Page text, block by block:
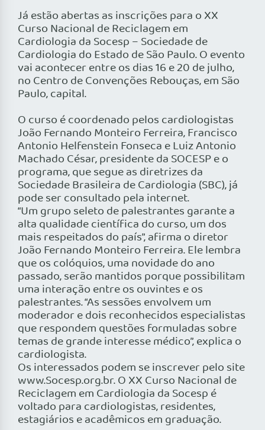
Já estão abertas as inscrições para o XX
Curso Nacional de Reciclagem em
Cardiologia da Socesp – Sociedade de
Cardiologia do Estado de São Paulo. O evento
vai acontecer entre os dias 16 e 20 de julho,
no Centro de Convenções Rebouças, em São
Paulo, capital.
O curso é coordenado pelos cardiologistas
João Fernando Monteiro Ferreira, Francisco
Antonio Helfenstein Fonseca e Luiz Antonio
Machado César, presidente da SOCESP e o
programa, que segue as diretrizes da
Sociedade Brasileira de Cardiologia (SBC), já
pode ser consultado pela internet.
“Um grupo seleto de palestrantes garante a
alta qualidade científica do curso, um dos
mais respeitados do país”, afirma o diretor
João Fernando Monteiro Ferreira. Ele lembra
que os colóquios, uma novidade do ano
passado, serão mantidos porque possibilitam
uma interação entre os ouvintes e os
palestrantes. “As sessões envolvem um
moderador e dois reconhecidos especialistas
que respondem questões formuladas sobre
temas de grande interesse médico”, explica o
cardiologista.
Os interessados podem se inscrever pelo site
www.Socesp.org.br. O XX Curso Nacional de
Reciclagem em Cardiologia da Socesp é
voltado para cardiologistas, residentes,
estagiários e acadêmicos em graduação.